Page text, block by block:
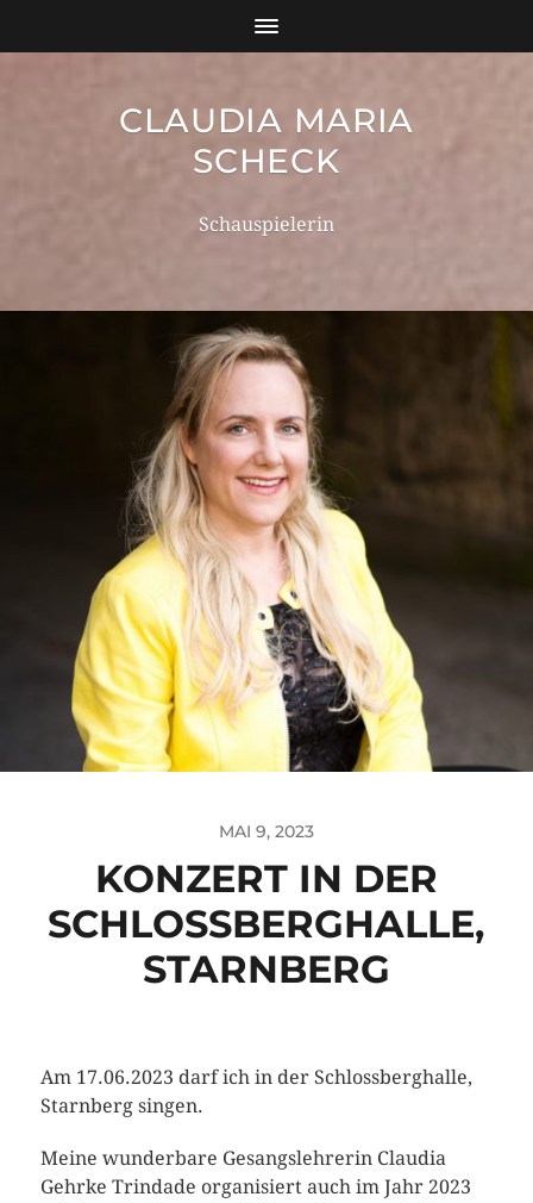
CLAUDIA MARIA
SCHECK
Schauspielerin
MAI 9, 2023
KONZERT IN DER
SCHLOSSBERGHALLE,
STARNBERG
Am 17.06.2023 darf ich in der Schlossberghalle,
Starnberg singen.
Meine wunderbare Gesangslehrerin Claudia
Gehrke Trindade organisiert auch im Jahr 2023